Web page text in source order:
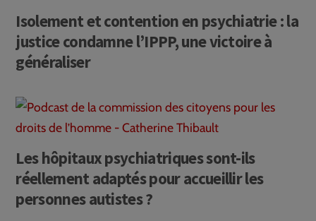
Isolement et contention en psychiatrie : la
justice condamne l’IPPP, une victoire à
généraliser
Les hôpitaux psychiatriques sont-ils
réellement adaptés pour accueillir les
personnes autistes ?